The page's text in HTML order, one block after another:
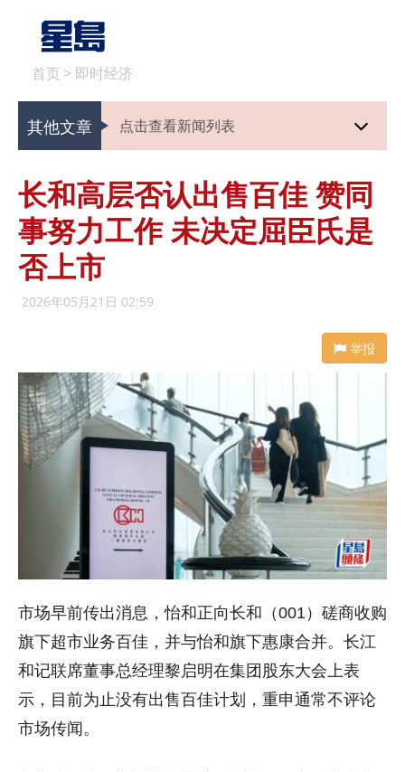
首页 > 即时经济
其他文章 点击查看新闻列表
长和高层否认出售百佳 赞同
事努力工作 未决定屈臣氏是
否上市
2026年05月21日 02:59
举报
市场早前传出消息，怡和正向长和（001）磋商收购
旗下超市业务百佳，并与怡和旗下惠康合并。长江
和记联席董事总经理黎启明在集团股东大会上表
示，目前为止没有出售百佳计划，重申通常不评论
市场传闻。